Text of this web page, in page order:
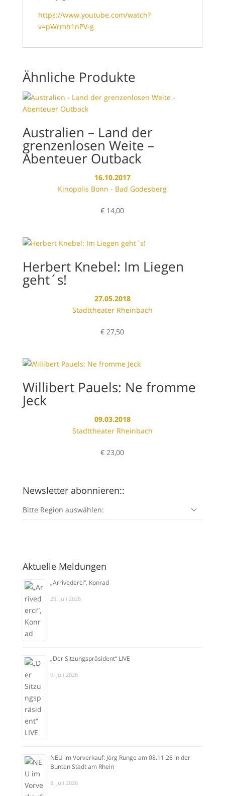
https://www.youtube.com/watch?
v=pWrmh1nPV-g
Ähnliche Produkte
Australien – Land der
grenzenlosen Weite –
Abenteuer Outback
16.10.2017
Kinopolis Bonn - Bad Godesberg
€ 14,00
Herbert Knebel: Im Liegen
geht´s!
27.05.2018
Stadttheater Rheinbach
€ 27,50
Willibert Pauels: Ne fromme
Jeck
09.03.2018
Stadttheater Rheinbach
€ 23,00
Newsletter abonnieren::
Bitte Region auswählen:
Aktuelle Meldungen
„Arrivederci“, Konrad
29. Juli 2026
„Der Sitzungspräsident“ LIVE
9. Juli 2026
NEU im Vorverkauf: Jörg Runge am 08.11.26 in der
Bunten Stadt am Rhein
8. Juli 2026